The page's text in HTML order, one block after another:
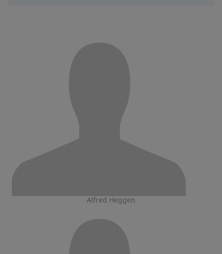
Alfred Heggen